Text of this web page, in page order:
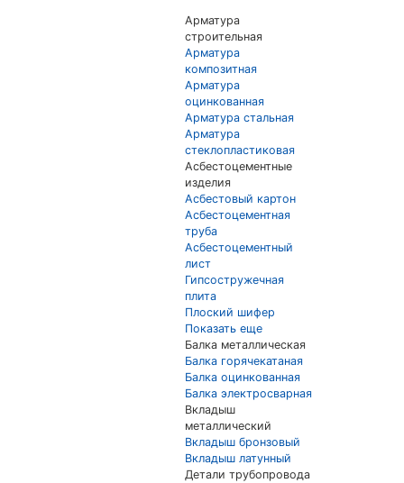
Арматура
строительная
Арматура
композитная
Арматура
оцинкованная
Арматура стальная
Арматура
стеклопластиковая
Асбестоцементные
изделия
Асбестовый картон
Асбестоцементная
труба
Асбестоцементный
лист
Гипсостружечная
плита
Плоский шифер
Показать еще
Балка металлическая
Балка горячекатаная
Балка оцинкованная
Балка электросварная
Вкладыш
металлический
Вкладыш бронзовый
Вкладыш латунный
Детали трубопровода